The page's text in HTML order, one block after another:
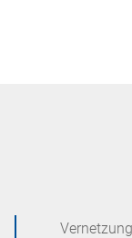
Vernetzung